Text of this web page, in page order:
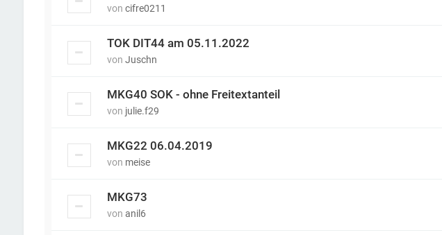
von cifre0211
TOK DIT44 am 05.11.2022
von Juschn
MKG40 SOK - ohne Freitextanteil
von julie.f29
MKG22 06.04.2019
von meise
MKG73
von anil6